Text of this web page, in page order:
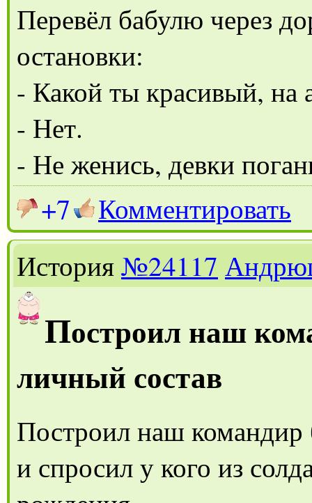
Перевёл бабулю через
остановки:
- Какой ты красивый, на
- Нет.
- Не женись, девки
+7
Комментировать
История№24117
Построил наш
личный состав
Построил наш командир
и спросил у кого из